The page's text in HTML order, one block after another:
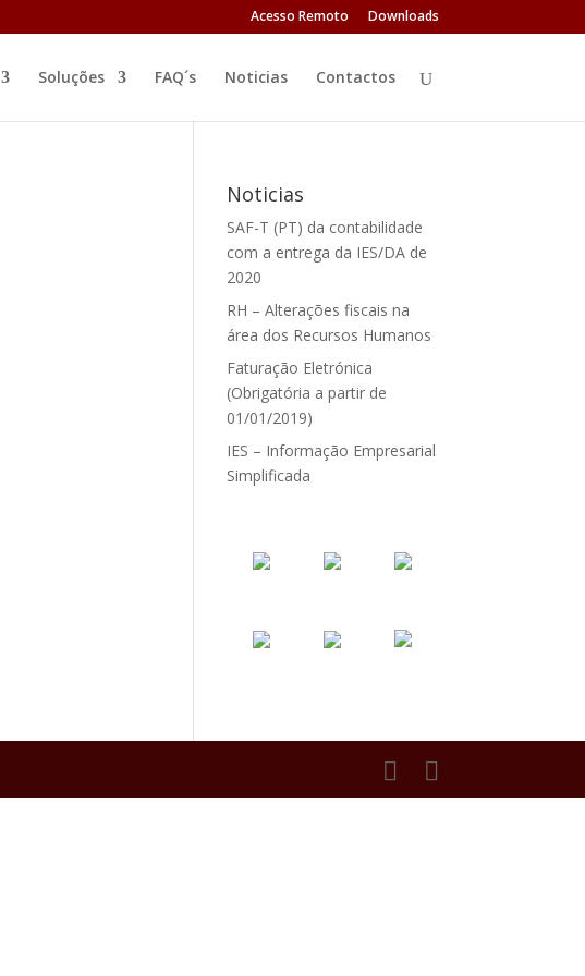
Acesso Remoto Downloads
Soluções FAQ´s Noticias Contactos
Noticias
SAF-T (PT) da contabilidade
com a entrega da IES/DA de
2020
RH – Alterações fiscais na
área dos Recursos Humanos
Faturação Eletrónica
(Obrigatória a partir de
01/01/2019)
IES – Informação Empresarial
Simplificada